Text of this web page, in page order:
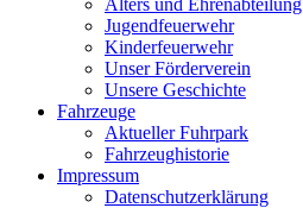
Alters und Ehrenabteilung
Jugendfeuerwehr
Kinderfeuerwehr
Unser Förderverein
Unsere Geschichte
Fahrzeuge
Aktueller Fuhrpark
Fahrzeughistorie
Impressum
Datenschutzerklärung